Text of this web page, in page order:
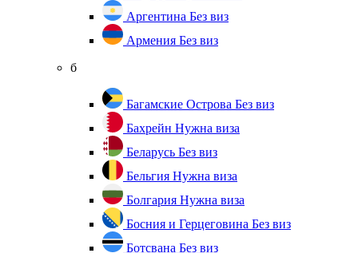
Аргентина Без виз
Армения Без виз
б
Багамские Острова Без виз
Бахрейн Нужна виза
Беларусь Без виз
Бельгия Нужна виза
Болгария Нужна виза
Босния и Герцеговина Без виз
Ботсвана Без виз